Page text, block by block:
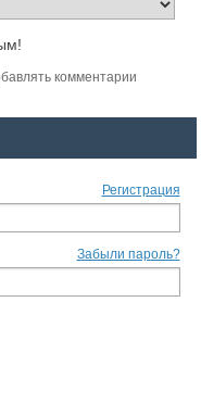
комментарии
Регистрация
Забыли пароль?